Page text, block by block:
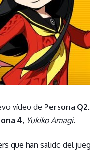
vídeo de Persona
4, Yukiko Amagi.
que han salido del